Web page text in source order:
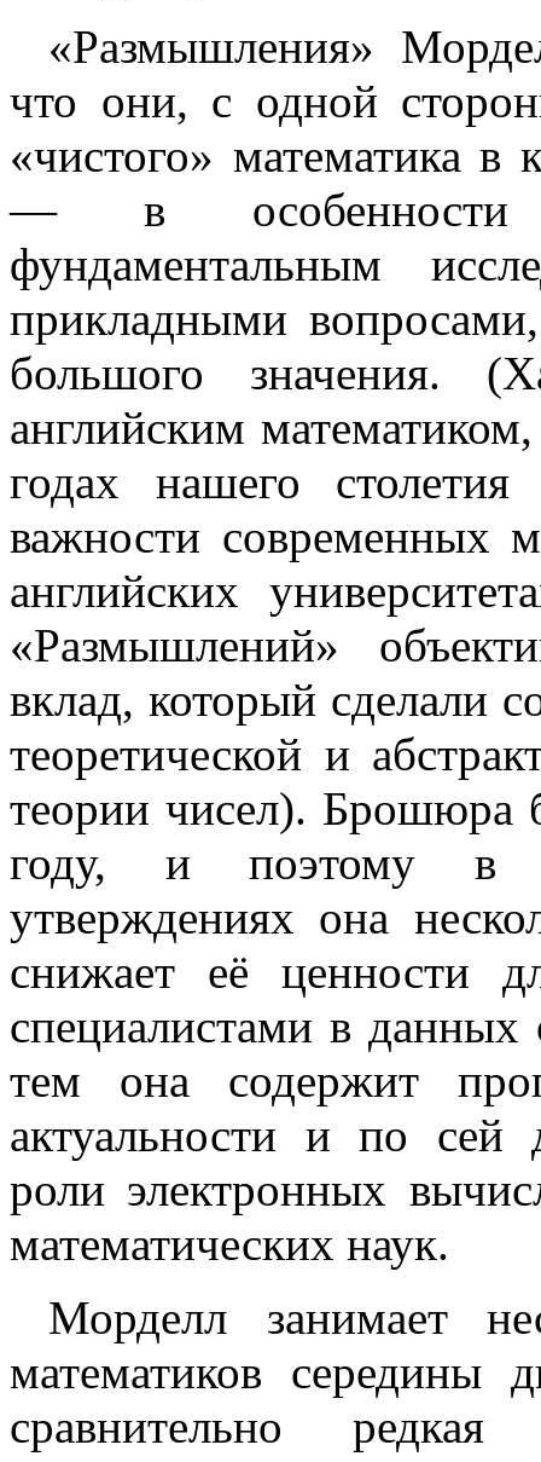
«Размышления»
что они, с одной
«чистого» математика в
— в
фундаментальным
прикладными
большого значения.
английским
годах нашего
важности современных
английских
«Размышлений»
вклад, который сделали
теоретической и
теории чисел). Брошюра
году, и поэтому в
утверждениях она
снижает её ценности
специалистами в данных
тем она содержит
актуальности и по сей
роли электронных
математических наук.
Морделл занимает
математиков середины
сравнительно